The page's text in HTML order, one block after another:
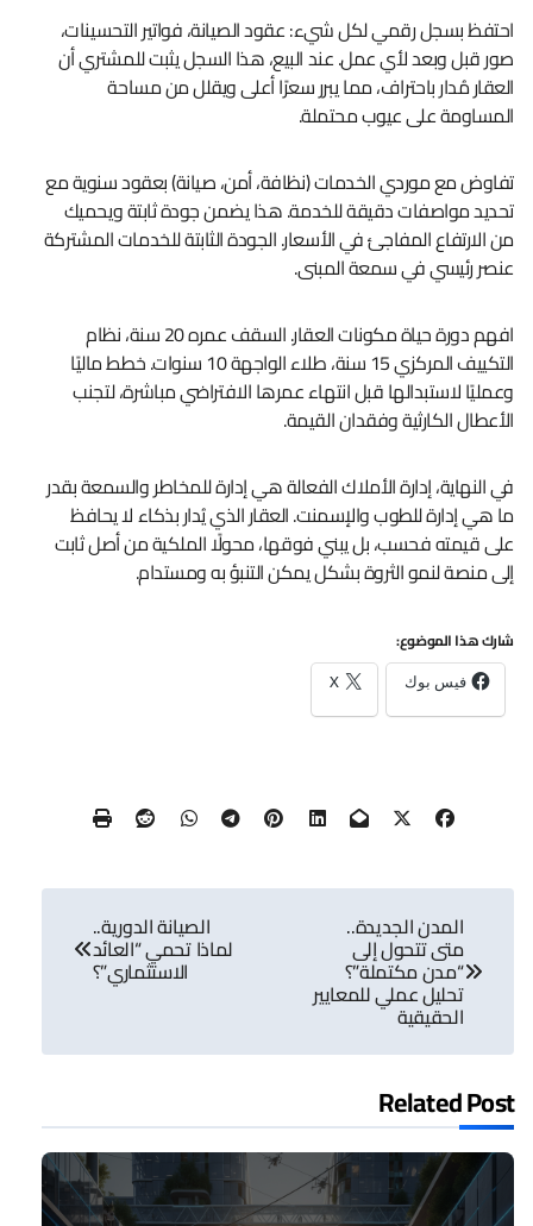
احتفظ بسجل رقمي لكل شيء: عقود الصيانة، فواتير التحسينات،
صور قبل وبعد لأي عمل. عند البيع، هذا السجل يثبت للمشتري أن
العقار مُدار باحتراف، مما يبرر سعرًا أعلى ويقلل من مساحة
المساومة على عيوب محتملة.
تفاوض مع موردي الخدمات (نظافة، أمن، صيانة) بعقود سنوية مع
تحديد مواصفات دقيقة للخدمة. هذا يضمن جودة ثابتة ويحميك
من الارتفاع المفاجئ في الأسعار. الجودة الثابتة للخدمات المشتركة
عنصر رئيسي في سمعة المبنى.
افهم دورة حياة مكونات العقار. السقف عمره 20 سنة، نظام
التكييف المركزي 15 سنة، طلاء الواجهة 10 سنوات. خطط ماليًا
وعمليًا لاستبدالها قبل انتهاء عمرها الافتراضي مباشرة، لتجنب
الأعطال الكارثية وفقدان القيمة.
في النهاية، إدارة الأملاك الفعالة هي إدارة للمخاطر والسمعة بقدر
ما هي إدارة للطوب والإسمنت. العقار الذي يُدار بذكاء لا يحافظ
على قيمته فحسب، بل يبني فوقها، محولًا الملكية من أصل ثابت
إلى منصة لنمو الثروة بشكل يمكن التنبؤ به ومستدام.
شارك هذا الموضوع:
فيس بوك X
تصفّح
المقالات
المدن الجديدة..
متى تتحول إلى
“مدن مكتملة”؟
تحليل عملي للمعايير
الحقيقية
الصيانة الدورية..
لماذا تحمي “العائد
الاستثماري”؟
Related Post